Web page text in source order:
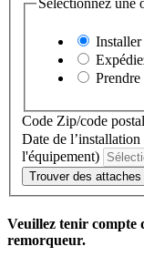
Sélectionnez une
Installer
Prendre
Code Zip/code postal
Date de l’installation
l'équipement)
Trouver des attaches
Veuillez tenir compte
remorqueur.